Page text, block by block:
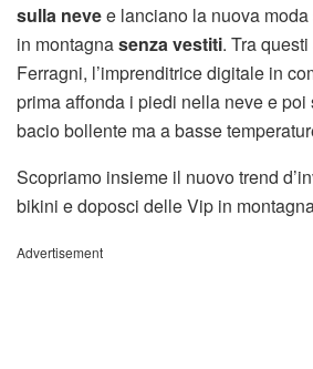
sulla nevee lanciano la nuova
in montagnasenza vestiti. Tra
Ferragni, l’imprenditrice digitale in
prima affonda i piedi nella neve e
bacio bollente ma a basse
Scopriamo insieme il nuovo trend
bikini e doposci delle Vip in
Advertisement